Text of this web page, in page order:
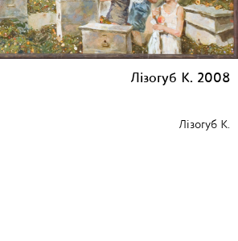
Лізогуб К. 2008
Лізогуб К.